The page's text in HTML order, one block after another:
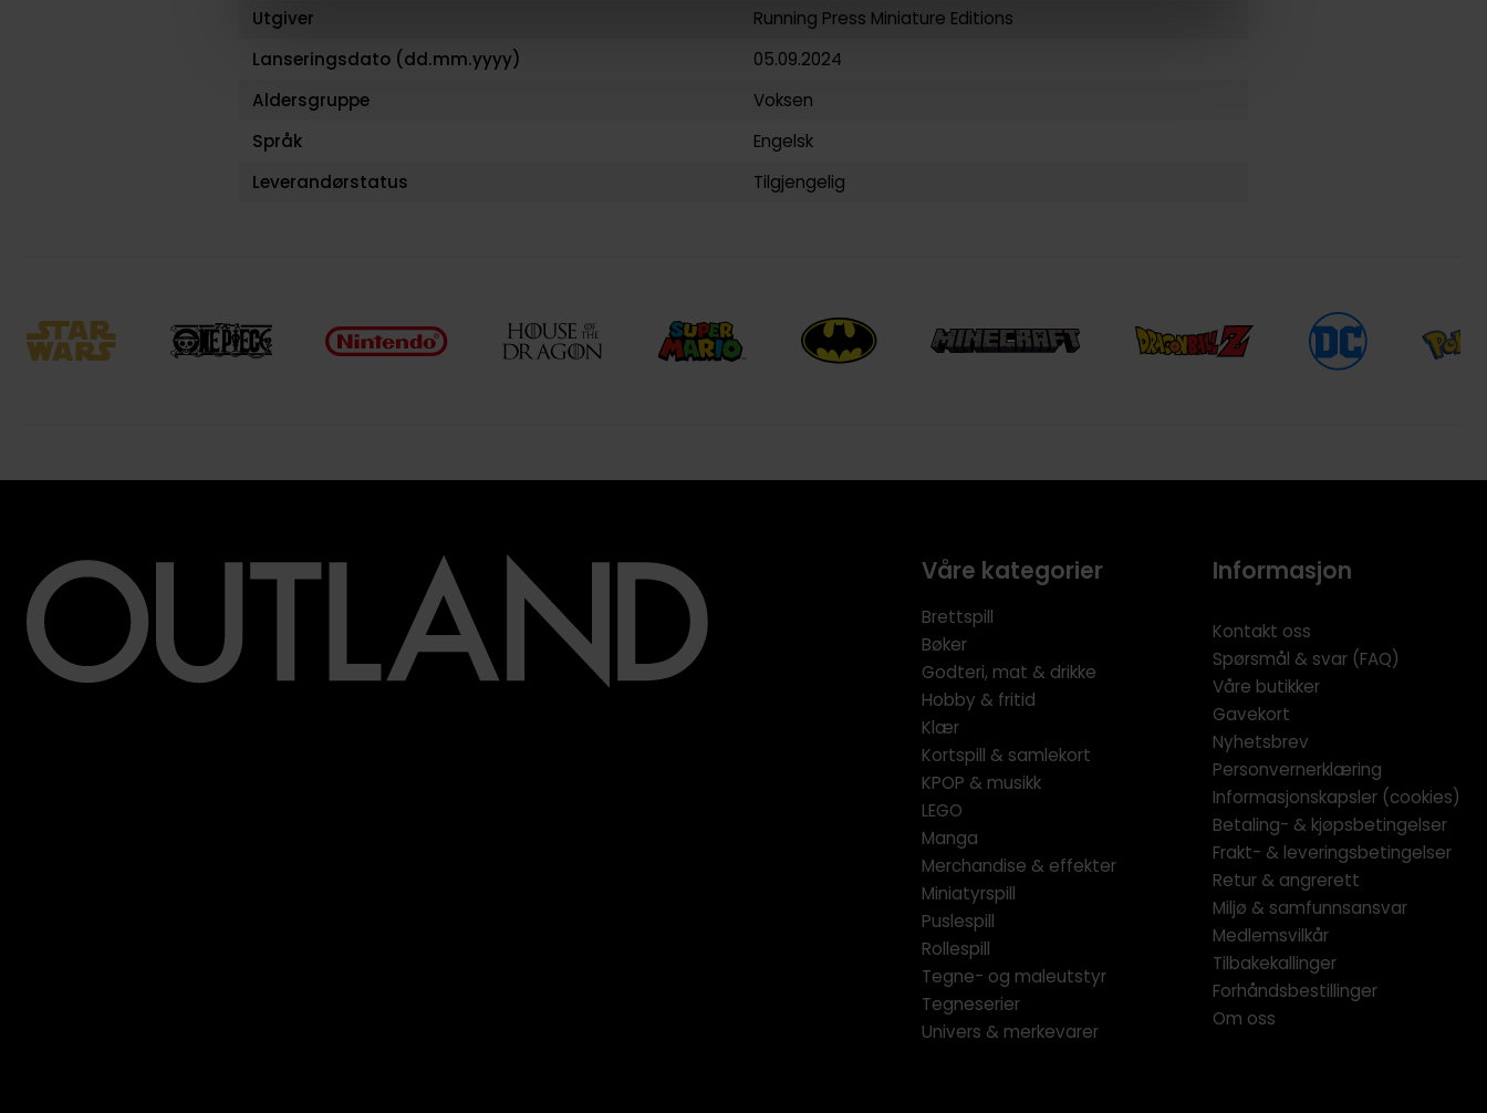
Utgiver
Running Press Miniature Editions
Lanseringsdato (dd.mm.yyyy)
05.09.2024
Aldersgruppe
Voksen
Språk
Engelsk
Leverandørstatus
Tilgjengelig
Våre kategorier
Brettspill
Bøker
Godteri, mat & drikke
Hobby & fritid
Klær
Kortspill & samlekort
KPOP & musikk
LEGO
Manga
Merchandise & effekter
Miniatyrspill
Puslespill
Rollespill
Tegne- og maleutstyr
Tegneserier
Univers & merkevarer
Informasjon
Kontakt oss
Spørsmål & svar (FAQ)
Våre butikker
Gavekort
Nyhetsbrev
Personvernerklæring
Informasjonskapsler (cookies)
Betaling- & kjøpsbetingelser
Frakt- & leveringsbetingelser
Retur & angrerett
Miljø & samfunnsansvar
Medlemsvilkår
Tilbakekallinger
Forhåndsbestillinger
Om oss